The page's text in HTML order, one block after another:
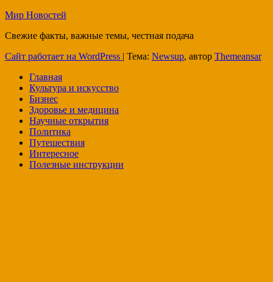
Мир Новостей
Свежие факты, важные темы, честная подача
Сайт работает на WordPress | Тема: Newsup, автор Themeansar
Главная
Культура и искусство
Бизнес
Здоровье и медицина
Научные открытия
Политика
Путешествия
Интересное
Полезные инструкции